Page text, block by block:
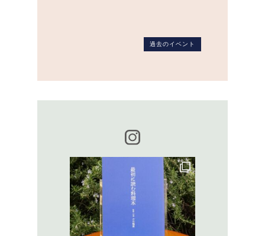
過去のイベント